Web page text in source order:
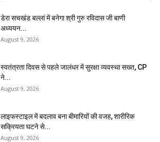
डेरा सचखंड बल्लां में बनेगा श्री गुरु रविदास जी बाणी
अध्ययन...
August 9, 2026
स्वतंत्रता दिवस से पहले जालंधर में सुरक्षा व्यवस्था सख्त, CP
ने...
August 9, 2026
लाइफस्टाइल में बदलाव बना बीमारियों की वजह, शारीरिक
सक्रियता घटने से...
August 9, 2026